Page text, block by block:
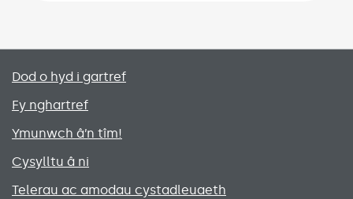
Primary footer menu
Dod o hyd i gartref
Fy nghartref
Ymunwch â’n tîm!
Cysylltu â ni
Telerau ac amodau cystadleuaeth